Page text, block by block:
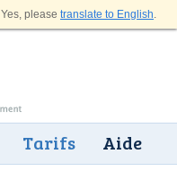
Yes, please translate to English.
Tarifs Aide